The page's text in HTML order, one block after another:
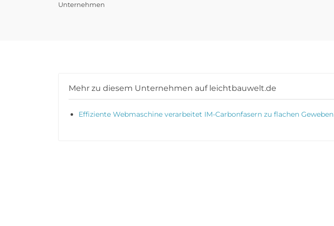
Unternehmen
Mehr zu diesem Unternehmen auf leichtbauwelt.de
Effiziente Webmaschine verarbeitet IM-Carbonfasern zu flachen Geweben